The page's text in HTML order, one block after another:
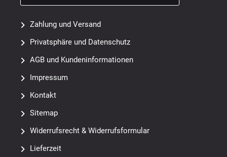
Zahlung und Versand
Privatsphäre und Datenschutz
AGB und Kundeninformationen
Impressum
Kontakt
Sitemap
Widerrufsrecht & Widerrufsformular
Lieferzeit